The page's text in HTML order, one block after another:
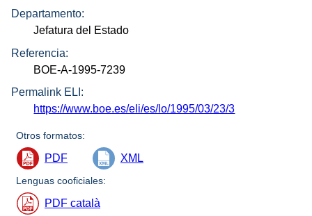
Departamento:
Jefatura del Estado
Referencia:
BOE-A-1995-7239
Permalink ELI:
https://www.boe.es/eli/es/lo/1995/03/23/3
Otros formatos:
PDF XML
Lenguas cooficiales:
PDF català